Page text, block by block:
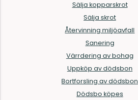
Sälja kopparskrot
Sälja skrot
Återvinning miljöavfall
Sanering
Värrdering av bohag
Uppköp av dödsbon
Bortforsling av dödsbon
Dödsbo köpes